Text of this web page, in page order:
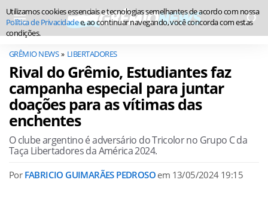
GRÊMIO NEWS LIBERTADORES
Rival do Grêmio, Estudiantes faz
campanha especial para juntar
doações para as vítimas das
enchentes
O clube argentino é adversário do Tricolor no Grupo C da
Taça Libertadores da América 2024.
Por FABRICIO GUIMARÃES PEDROSO em 13/05/2024 19:15
Utilizamos cookies essenciais e tecnologias semelhantes de acordo com nossa
Política de Privacidadee, ao continuar navegando, você concorda com estas
condições.